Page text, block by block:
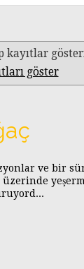
kayıtlar
göster
ve bir